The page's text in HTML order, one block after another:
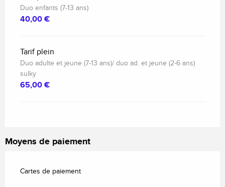
Duo enfants (7-13 ans)
40,00 €
Tarif plein
Duo adulte et jeune (7-13 ans)/ duo ad. et jeune (2-6 ans)
sulky
65,00 €
Moyens de paiement
Cartes de paiement